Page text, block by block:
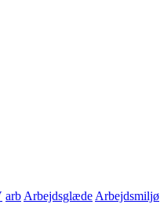
arb Arbejdsglæde Arbejdsmiljø